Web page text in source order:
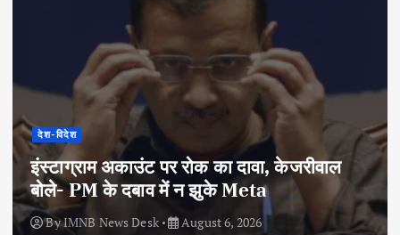
देश-विदेश
इंस्टाग्राम अकाउंट पर रोक का दावा, केजरीवाल
बोले- PM के दबाव में न झुके Meta
ByIMNB News Desk August 6, 2026